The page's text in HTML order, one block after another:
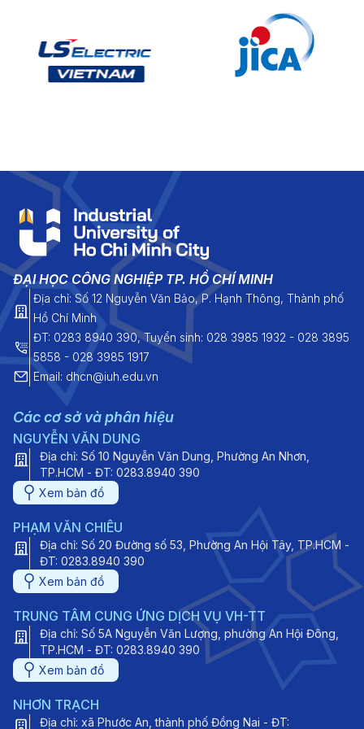
ĐẠI HỌC CÔNG NGHIỆP TP. HỒ CHÍ MINH
Địa chỉ: Số 12 Nguyễn Văn Bảo, P. Hạnh Thông, Thành phố
Hồ Chí Minh
ĐT: 0283 8940 390, Tuyển sinh: 028 3985 1932 - 028 3895
5858 - 028 3985 1917
Email: dhcn@iuh.edu.vn
Các cơ sở và phân hiệu
NGUYỄN VĂN DUNG
Địa chỉ: Số 10 Nguyễn Văn Dung, Phường An Nhơn,
TP.HCM - ĐT: 0283.8940 390
Xem bản đồ
PHẠM VĂN CHIÊU
Địa chỉ: Số 20 Đường số 53, Phường An Hội Tây, TP.HCM -
ĐT: 0283.8940 390
Xem bản đồ
TRUNG TÂM CUNG ỨNG DỊCH VỤ VH-TT
Địa chỉ: Số 5A Nguyễn Văn Lượng, phường An Hội Đông,
TP.HCM - ĐT: 0283.8940 390
Xem bản đồ
NHƠN TRẠCH
Địa chỉ: xã Phước An, thành phố Đồng Nai - ĐT: